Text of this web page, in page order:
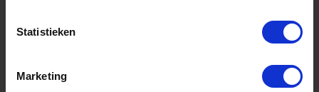
Statistieken
Marketing
Deze publicatie is onderdeel van